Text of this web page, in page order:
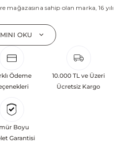
mağazasına sahip olan marka, 16 yılı
odası, home ofis ve ev dekorasyon
fazla ürün kategorisinde geniş bir
ve hareketli koltuklar, yataklar, bahçe
grupları ile ürün yelpazesini sürekli
global altyapısı sayesinde dünya
gelecekte yaratacağı değerlere
yaklaşım olarak benimsemektedir.
Kayseri Serbest Bölgesi’nde 100
OKU
Ödeme
10.000 TL ve Üzeri
Ücretsiz Kargo
Boyu
Garantisi